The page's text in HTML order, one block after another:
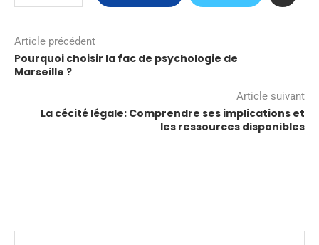
Article précédent
Pourquoi choisir la fac de psychologie de
Marseille ?
Article suivant
La cécité légale: Comprendre ses implications et
les ressources disponibles